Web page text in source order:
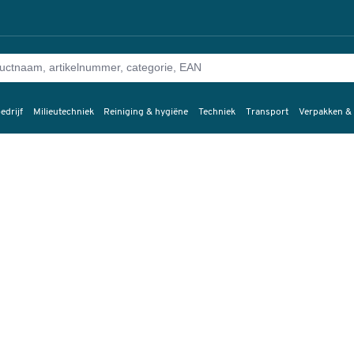
Milieutechniek Reiniging & hygiëne Techniek Transport Verpakken &